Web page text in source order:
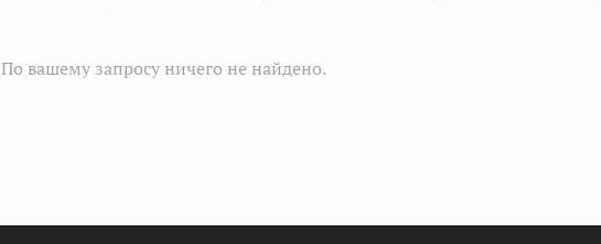
По вашему запросу ничего не найдено.